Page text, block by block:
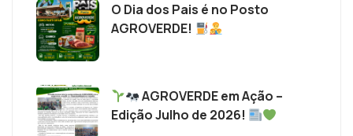
O Dia dos Pais é no Posto
AGROVERDE!
AGROVERDE em Ação –
Edição Julho de 2026!